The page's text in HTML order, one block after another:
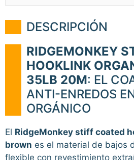
DESCRIPCIÓN
RIDGEMONKEY
HOOKLINK
35LB 20M: EL
ANTI-ENREDOS
ORGÁNICO
El RidgeMonkey stiff coated
brown es el material de bajos
flexible con revestimiento